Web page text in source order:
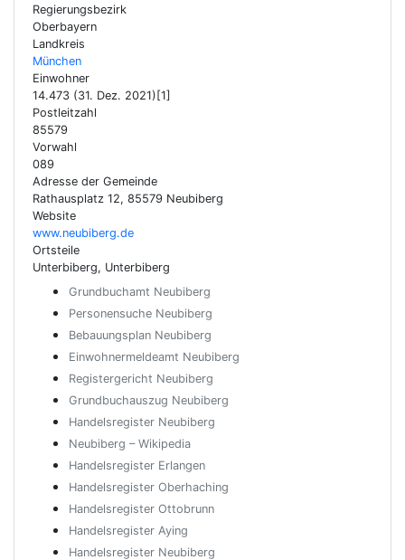
Regierungsbezirk
Oberbayern
Landkreis
München
Einwohner
14.473 (31. Dez. 2021)[1]
Postleitzahl
85579
Vorwahl
089
Adresse der Gemeinde
Rathausplatz 12, 85579 Neubiberg
Website
www.neubiberg.de
Ortsteile
Unterbiberg, Unterbiberg
Grundbuchamt Neubiberg
Personensuche Neubiberg
Bebauungsplan Neubiberg
Einwohnermeldeamt Neubiberg
Registergericht Neubiberg
Grundbuchauszug Neubiberg
Handelsregister Neubiberg
Neubiberg – Wikipedia
Handelsregister Erlangen
Handelsregister Oberhaching
Handelsregister Ottobrunn
Handelsregister Aying
Handelsregister Neubiberg